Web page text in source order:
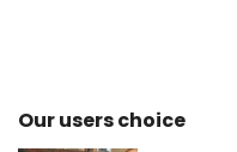
Our users choice